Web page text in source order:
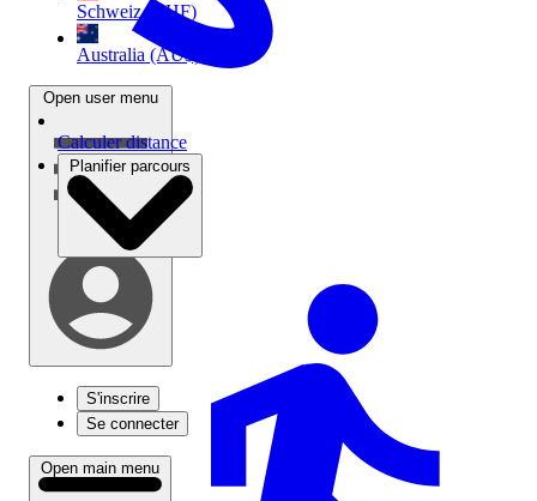
Schweiz (CHF)
Australia (AU$)
Open user menu
S'inscrire
Se connecter
Open main menu
Calculer distance
Planifier parcours